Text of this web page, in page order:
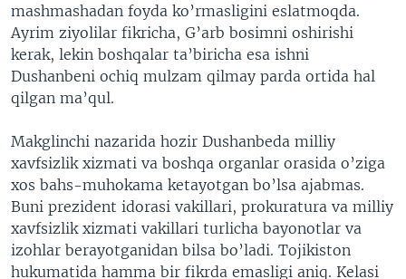
mashmashadan foyda ko’rmasligini eslatmoqda.
Ayrim ziyolilar fikricha, G’arb bosimni oshirishi
kerak, lekin boshqalar ta’biricha esa ishni
Dushanbeni ochiq mulzam qilmay parda ortida hal
qilgan ma’qul.
Makglinchi nazarida hozir Dushanbeda milliy
xavfsizlik xizmati va boshqa organlar orasida o’ziga
xos bahs-muhokama ketayotgan bo’lsa ajabmas.
Buni prezident idorasi vakillari, prokuratura va milliy
xavfsizlik xizmati vakillari turlicha bayonotlar va
izohlar berayotganidan bilsa bo’ladi. Tojikiston
hukumatida hamma bir fikrda emasligi aniq. Kelasi